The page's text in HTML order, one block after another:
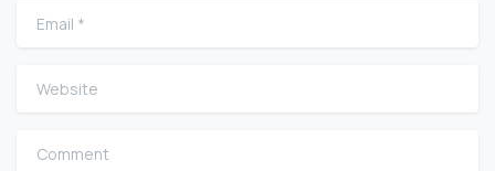
Email
Website
Comment